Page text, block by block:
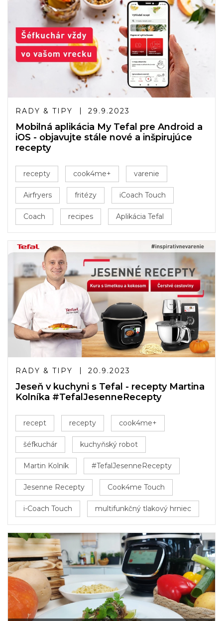
RADY & TIPY 29.9.2023
Mobilná aplikácia My Tefal pre Android a
iOS - objavujte stále nové a inšpirujúce
recepty
recepty cook4me+ varenie
Airfryers fritézy iCoach Touch
Coach recipes Aplikácia Tefal
RADY & TIPY 20.9.2023
Jeseň v kuchyni s Tefal - recepty Martina
Kolníka #TefalJesenneRecepty
recept recepty cook4me+
šéfkuchár kuchyňský robot
Martin Kolník #TefalJesenneRecepty
Jesenne Recepty Cook4me Touch
i-Coach Touch multifunkčný tlakový hrniec